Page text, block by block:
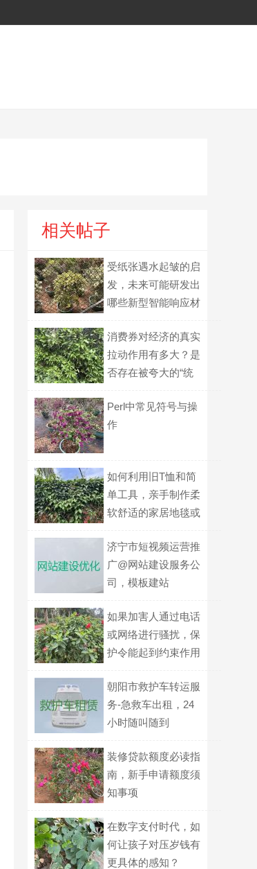
相关帖子
受纸张遇水起皱的启
发，未来可能研发出
哪些新型智能响应材
消费券对经济的真实
拉动作用有多大？是
否存在被夸大的“统
Perl中常见符号与操
作
如何利用旧T恤和简
单工具，亲手制作柔
软舒适的家居地毯或
济宁市短视频运营推
广@网站建设服务公
司，模板建站
如果加害人通过电话
或网络进行骚扰，保
护令能起到约束作用
朝阳市救护车转运服
务-急救车出租，24
小时随叫随到
装修贷款额度必读指
南，新手申请额度须
知事项
在数字支付时代，如
何让孩子对压岁钱有
更具体的感知？